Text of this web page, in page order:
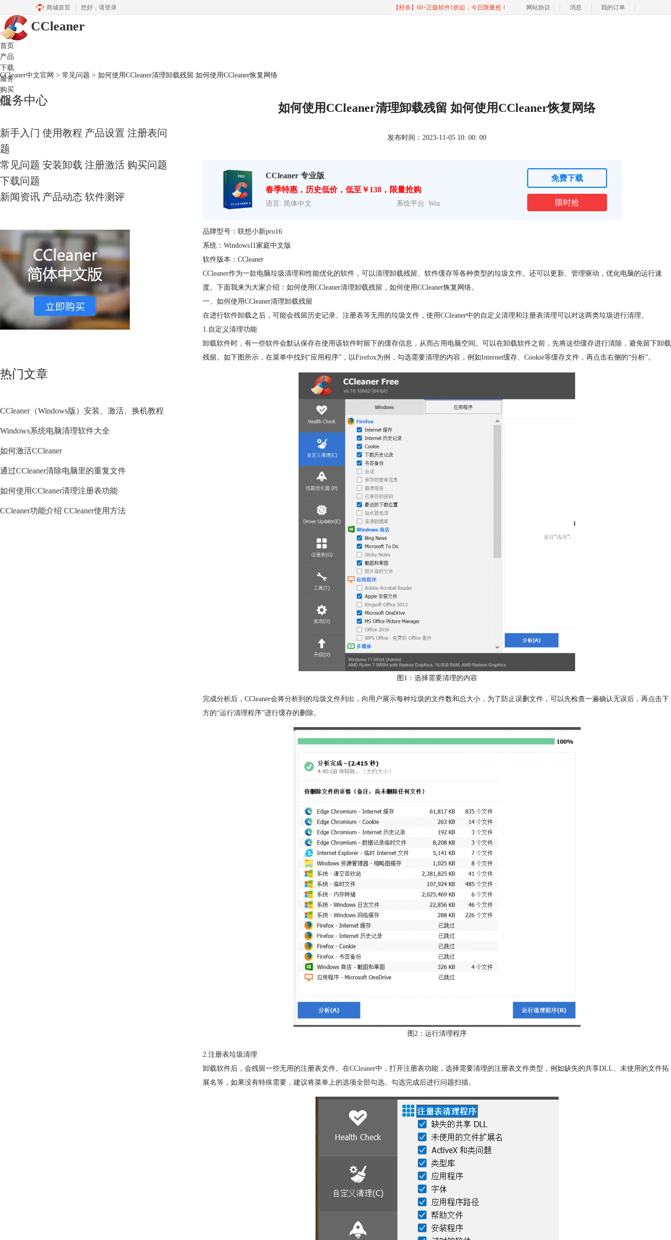
商城首页 您好， 请登录 【秒杀】60+正版软件1折起，今日限量抢！ 网站协议 消息 我的订单
CCleaner
首页
产品
下载
服务
购买
CCleaner中文官网 > 常见问题 > 如何使用CCleaner清理卸载残留 如何使用CCleaner恢复网络
服务中心
新手入门 使用教程 产品设置 注册表问
题
常见问题 安装卸载 注册激活 购买问题
下载问题
新闻资讯 产品动态 软件测评
热门文章
CCleaner（Windows版）安装、激活、换机教程
Windows系统电脑清理软件大全
如何激活CCleaner
通过CCleaner清除电脑里的重复文件
如何使用CCleaner清理注册表功能
CCleaner功能介绍 CCleaner使用方法
如何使用CCleaner清理卸载残留 如何使用CCleaner恢复网络
发布时间：2023-11-05 10: 00: 00
CCleaner 专业版
春季特惠，历史低价，低至￥138，限量抢购
语言: 简体中文 系统平台: Win
免费下载
限时抢
品牌型号：联想小新pro16
系统：Windows11家庭中文版
软件版本：CCleaner
CCleaner作为一款电脑垃圾清理和性能优化的软件，可以清理卸载残留、软件缓存等各种类型的垃圾文件。还可以更新、管理驱动，优化电脑的运行速
度。下面我来为大家介绍：如何使用CCleaner清理卸载残留，如何使用CCleaner恢复网络。
一、如何使用CCleaner清理卸载残留
在进行软件卸载之后，可能会残留历史记录、注册表等无用的垃圾文件，使用CCleaner中的自定义清理和注册表清理可以对这两类垃圾进行清理。
1.自定义清理功能
卸载软件时，有一些软件会默认保存在使用该软件时留下的缓存信息，从而占用电脑空间。可以在卸载软件之前，先将这些缓存进行清除，避免留下卸载
残留。如下图所示，在菜单中找到“应用程序”，以Firefox为例，勾选需要清理的内容，例如Internet缓存、Cookie等缓存文件，再点击右侧的“分析”。
图1：选择需要清理的内容
完成分析后，CCleaner会将分析到的垃圾文件列出，向用户展示每种垃圾的文件数和总大小，为了防止误删文件，可以先检查一遍确认无误后，再点击下
方的“运行清理程序”进行缓存的删除。
图2：运行清理程序
2.注册表垃圾清理
卸载软件后，会残留一些无用的注册表文件。在CCleaner中，打开注册表功能，选择需要清理的注册表文件类型，例如缺失的共享DLL、未使用的文件拓
展名等，如果没有特殊需要，建议将菜单上的选项全部勾选。勾选完成后进行问题扫描。